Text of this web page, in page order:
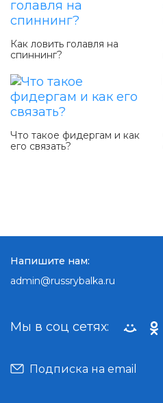
Как ловить голавля на
спиннинг?
Что такое фидергам и как
его связать?
Мы в соц сетях:
Подписка на email
Напишите нам:
admin@russrybalka.ru